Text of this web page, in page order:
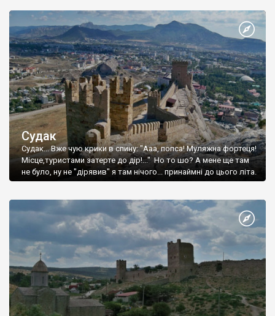
Судак
Судак... Вже чую крики в спину: "Ааа, попса! Муляжна фортеця!
Місце,туристами затерте до дір!..." Но то шо? А мене ще там
не було, ну не "дірявив" я там нічого... принаймні до цього літа.